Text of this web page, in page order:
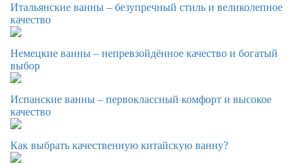
Итальянские ванны – безупречный стиль и великолепное
качество
Немецкие ванны – непревзойдённое качество и богатый
выбор
Испанские ванны – первоклассный комфорт и высокое
качество
Как выбрать качественную китайскую ванну?